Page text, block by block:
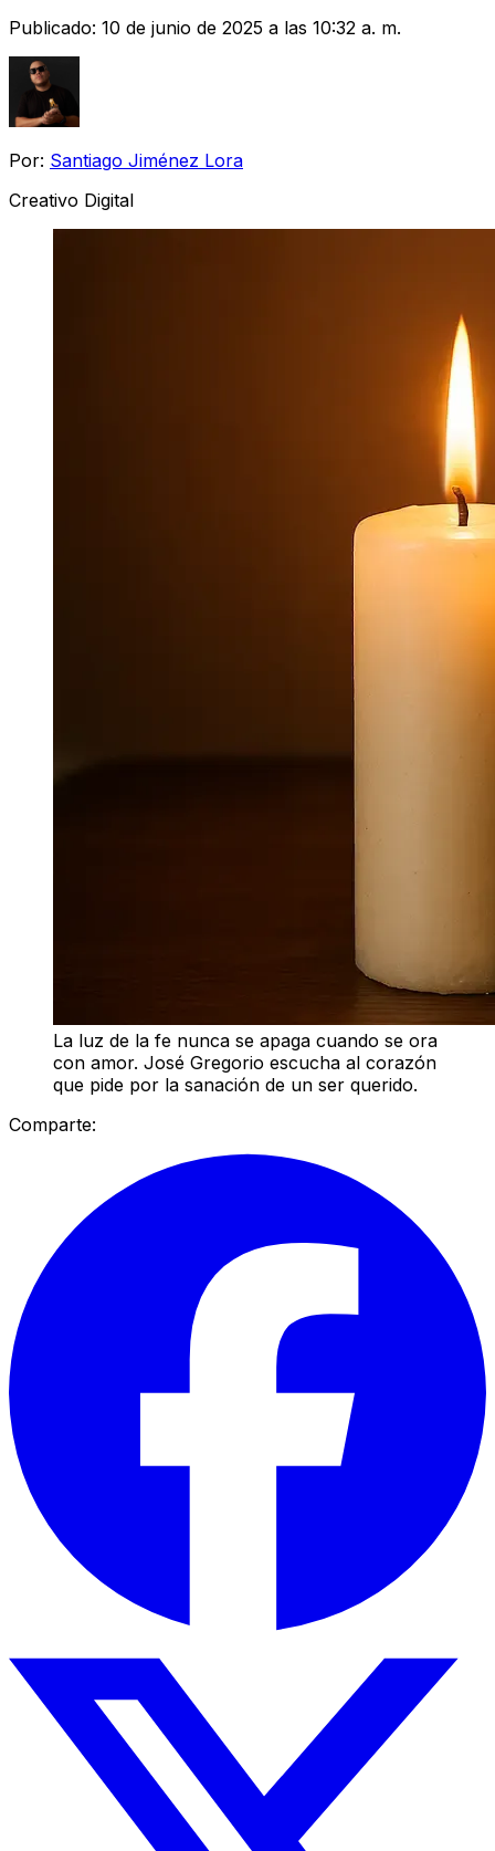
Publicado: 10 de junio de 2025 a las 10:32 a. m.
Por: Santiago Jiménez Lora
Creativo Digital
La luz de la fe nunca se apaga cuando se ora
con amor. José Gregorio escucha al corazón
que pide por la sanación de un ser querido.
Comparte: